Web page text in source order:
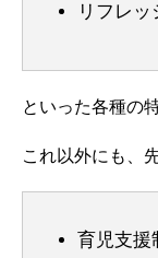
リフレッ
といった各種の
これ以外にも、
育児支援